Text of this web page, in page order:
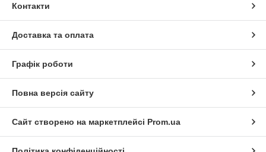
Контакти
Доставка та оплата
Графік роботи
Повна версія сайту
Сайт створено на маркетплейсі Prom.ua